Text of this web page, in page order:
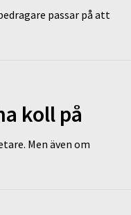
passar på att
koll på
Men även om